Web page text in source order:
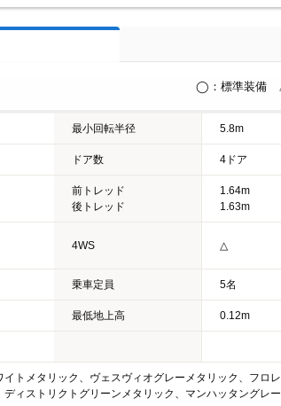
◯：標準装備 △
最小回転半径 5.8m
ドア数 4ドア
前トレッド
後トレッド
1.64m
1.63m
4WS △
乗車定員 5名
最低地上高 0.12m
トメタリック、ヴェスヴィオグレーメタリック、フ
ィストリクトグリーンメタリック、マンハッタングレ